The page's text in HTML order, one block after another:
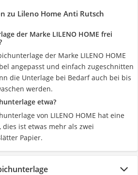
zu Lileno Home Anti Rutsch
der Marke LILENO HOME frei
der Marke LILENO HOME
angepasst und einfach zugeschnitten
die Unterlage bei Bedarf auch bei bis
werden.
etwa?
von LILENO HOME hat eine
dies ist etwas mehr als zwei
Papier.